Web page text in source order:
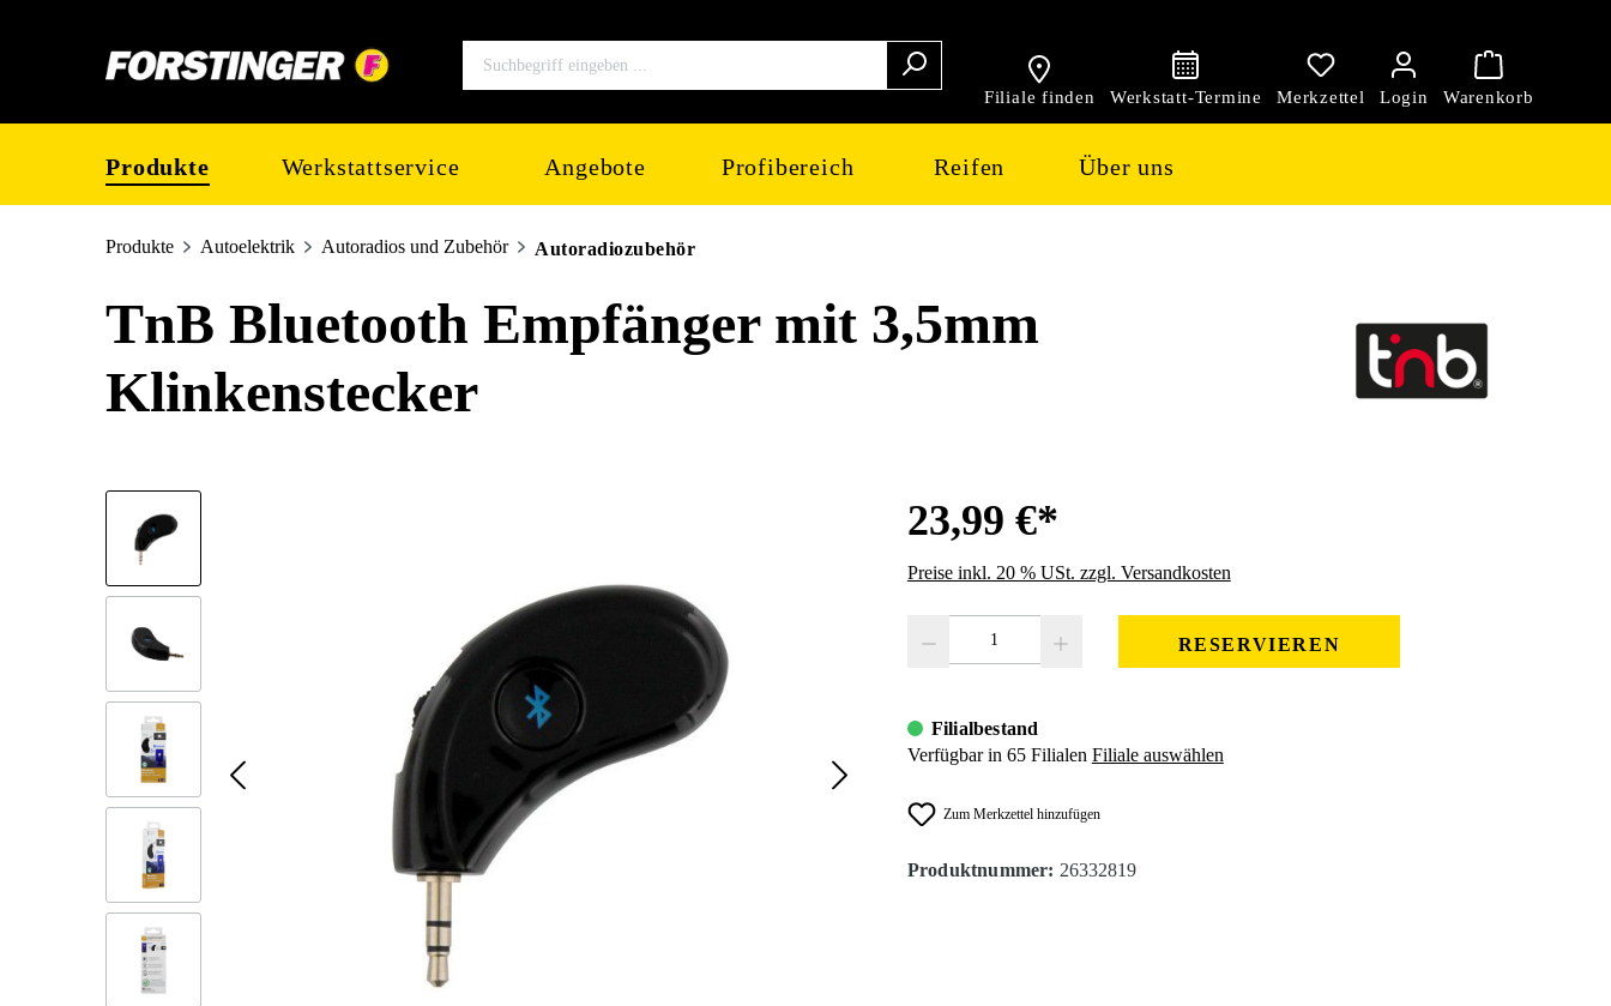
Filiale finden
Produkte Werkstattservice Angebote Profibereich Reifen Über uns
Produkte Autoelektrik Autoradios und Zubehör Autoradiozubehör
TnB Bluetooth Empfänger mit 3,5mm
Klinkenstecker
23,99 €*
Preise inkl. 20 % USt. zzgl. Versandkosten
RESERVIEREN
Filialbestand
Verfügbar in 65 Filialen Filiale auswählen
Zum Merkzettel hinzufügen
Produktnummer: 26332819